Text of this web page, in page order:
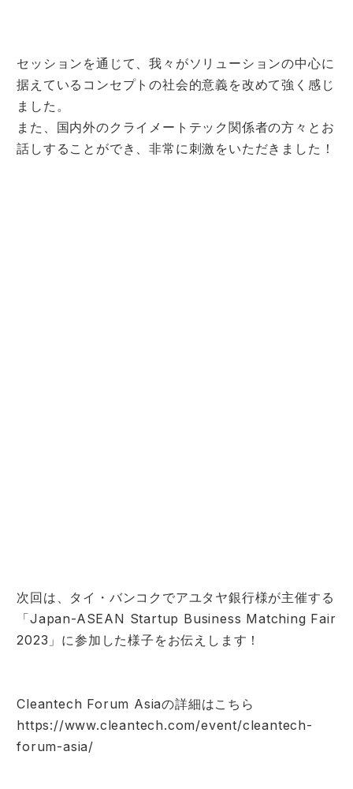
セッションを通じて、我々がソリューションの中心に
据えているコンセプトの社会的意義を改めて強く感じ
ました。
また、国内外のクライメートテック関係者の方々とお
話しすることができ、非常に刺激をいただきました！
次回は、タイ・バンコクでアユタヤ銀行様が主催する
「Japan-ASEAN Startup Business Matching Fair
2023」に参加した様子をお伝えします！
Cleantech Forum Asiaの詳細はこちら
https://www.cleantech.com/event/cleantech-
forum-asia/